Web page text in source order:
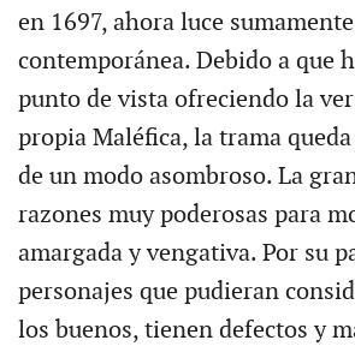
en 1697, ahora luce sumamente
contemporánea. Debido a que
punto de vista ofreciendo la
propia Maléfica, la trama
de un modo asombroso. La
razones muy poderosas para
amargada y vengativa. Por su
personajes que pudieran
los buenos, tienen defectos y